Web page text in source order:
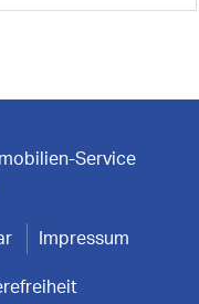
Service
Impressum